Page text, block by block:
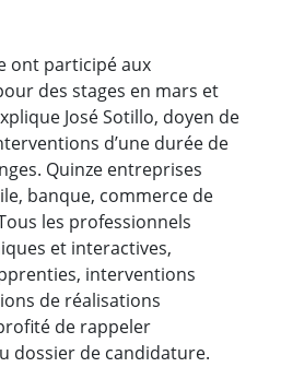
ont participé aux
des stages en mars et
José Sotillo, doyen de
d’une durée de
Quinze entreprises
banque, commerce de
les professionnels
et interactives,
interventions
de réalisations
de rappeler
dossier de candidature.